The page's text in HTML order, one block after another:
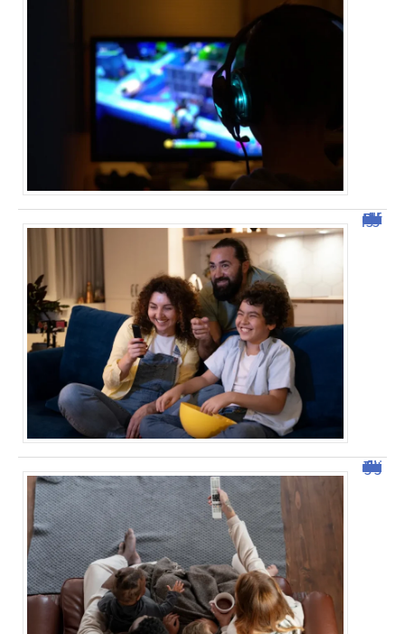
Découvrez Domgrav : la nouvelle plateforme de streaming
Tout savoir sur malgrim.com : fonctionnalités et avantages